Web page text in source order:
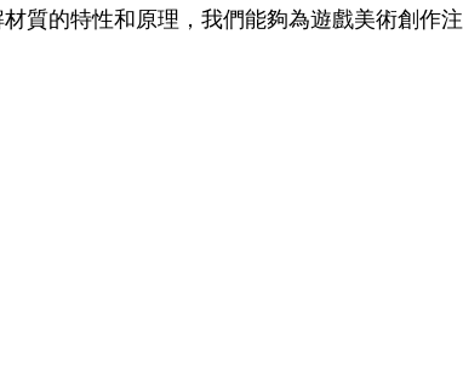
質的特性和原理，我們能夠為遊戲美術創作注